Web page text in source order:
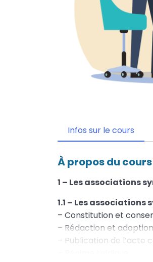
Infos sur le cours
À propos du cours
1 – Les associations
1.1 – Les associations
– Constitution et
– Rédaction et
– Publication de l’acte